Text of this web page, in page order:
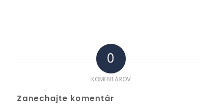
0
KOMENTÁROV
Zanechajte komentár